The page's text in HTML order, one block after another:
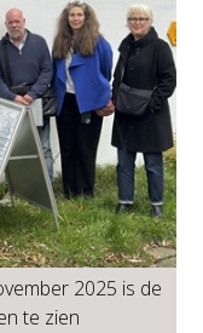
2025 is de
te zien